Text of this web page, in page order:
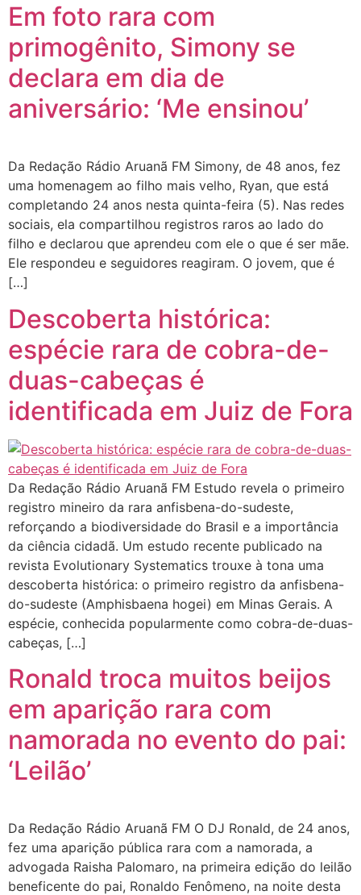
Em foto rara com
primogênito, Simony se
declara em dia de
aniversário: ‘Me ensinou’
Da Redação Rádio Aruanã FM Simony, de 48 anos, fez
uma homenagem ao filho mais velho, Ryan, que está
completando 24 anos nesta quinta-feira (5). Nas redes
sociais, ela compartilhou registros raros ao lado do
filho e declarou que aprendeu com ele o que é ser mãe.
Ele respondeu e seguidores reagiram. O jovem, que é
[…]
Descoberta histórica:
espécie rara de cobra-de-
duas-cabeças é
identificada em Juiz de Fora
Da Redação Rádio Aruanã FM Estudo revela o primeiro
registro mineiro da rara anfisbena-do-sudeste,
reforçando a biodiversidade do Brasil e a importância
da ciência cidadã. Um estudo recente publicado na
revista Evolutionary Systematics trouxe à tona uma
descoberta histórica: o primeiro registro da anfisbena-
do-sudeste (Amphisbaena hogei) em Minas Gerais. A
espécie, conhecida popularmente como cobra-de-duas-
cabeças, […]
Ronald troca muitos beijos
em aparição rara com
namorada no evento do pai:
‘Leilão’
Da Redação Rádio Aruanã FM O DJ Ronald, de 24 anos,
fez uma aparição pública rara com a namorada, a
advogada Raisha Palomaro, na primeira edição do leilão
beneficente do pai, Ronaldo Fenômeno, na noite desta